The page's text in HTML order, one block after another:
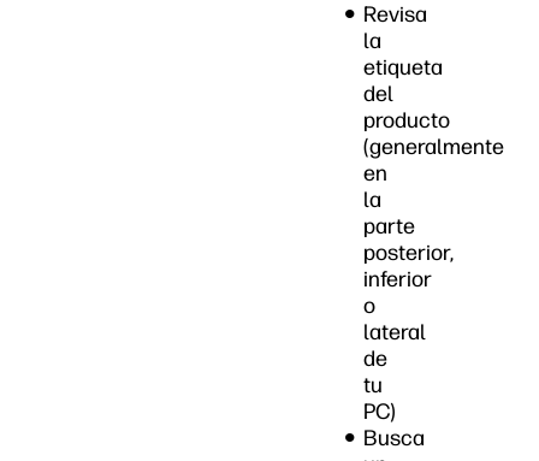
Revisa
la
etiqueta
del
producto
(generalmente
en
la
parte
posterior,
inferior
o
lateral
de
tu
PC)
Busca